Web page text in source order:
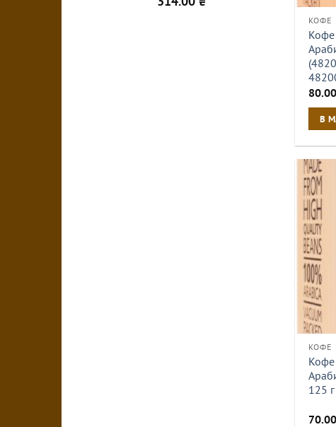
КОФЕ
Кофе
80.00
В
КОФЕ
Кофе
125
70.00